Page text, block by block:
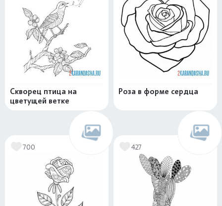
Скворец птица на
цветущей ветке
Роза в форме сердца
700 427